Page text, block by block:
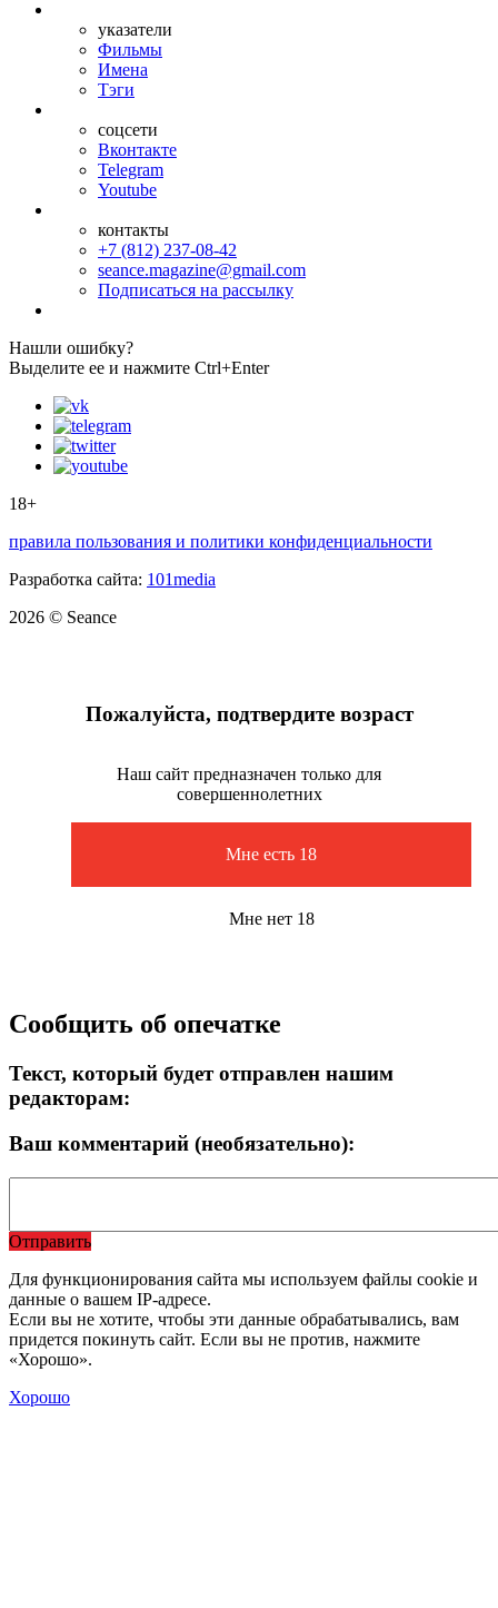
указатели
Фильмы
Имена
Тэги
соцсети
Вконтакте
Telegram
Youtube
контакты
+7 (812) 237-08-42
seance.magazine@gmail.com
Подписаться на рассылку
Нашли ошибку?
Выделите ее и нажмите Ctrl+Enter
18+
правила пользования и политики конфиденциальности
Разработка сайта: 101media
2026 © Seance
Пожалуйста, подтвердите возраст
Наш сайт предназначен только для
совершеннолетних
Мне есть 18
Мне нет 18
Сообщить об опечатке
Текст, который будет отправлен нашим
редакторам:
Ваш комментарий (необязательно):
Отправить
Для функционирования сайта мы используем файлы cookie и
данные о вашем IP-адресе.
Если вы не хотите, чтобы эти данные обрабатывались, вам
придется покинуть сайт. Если вы не против, нажмите
«Хорошо».
Хорошо